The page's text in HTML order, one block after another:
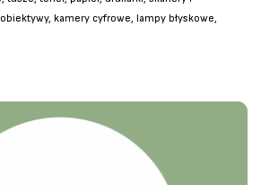
kamery cyfrowe, lampy błyskowe,